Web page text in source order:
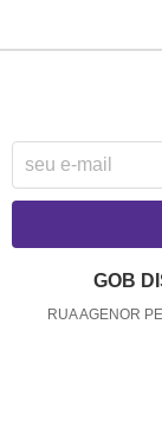
GOB
RUA AGENOR